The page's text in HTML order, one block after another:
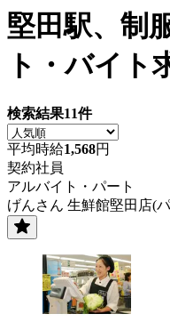
堅田駅、制
ト・バイト
検索結果11件
平均時給1,568円
契約社員
アルバイト・パート
げんさん 生鮮館堅田店(